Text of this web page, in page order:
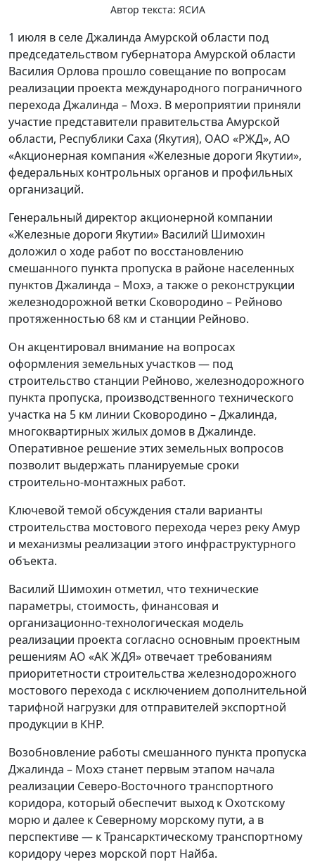
Автор текста: ЯСИА
1 июля в селе Джалинда Амурской области под
председательством губернатора Амурской области
Василия Орлова прошло совещание по вопросам
реализации проекта международного пограничного
перехода Джалинда – Мохэ. В мероприятии приняли
участие представители правительства Амурской
области, Республики Саха (Якутия), ОАО «РЖД», АО
«Акционерная компания «Железные дороги Якутии»,
федеральных контрольных органов и профильных
организаций.
Генеральный директор акционерной компании
«Железные дороги Якутии» Василий Шимохин
доложил о ходе работ по восстановлению
смешанного пункта пропуска в районе населенных
пунктов Джалинда – Мохэ, а также о реконструкции
железнодорожной ветки Сковородино – Рейново
протяженностью 68 км и станции Рейново.
Он акцентировал внимание на вопросах
оформления земельных участков — под
строительство станции Рейново, железнодорожного
пункта пропуска, производственного технического
участка на 5 км линии Сковородино – Джалинда,
многоквартирных жилых домов в Джалинде.
Оперативное решение этих земельных вопросов
позволит выдержать планируемые сроки
строительно-монтажных работ.
Ключевой темой обсуждения стали варианты
строительства мостового перехода через реку Амур
и механизмы реализации этого инфраструктурного
объекта.
Василий Шимохин отметил, что технические
параметры, стоимость, финансовая и
организационно-технологическая модель
реализации проекта согласно основным проектным
решениям АО «АК ЖДЯ» отвечает требованиям
приоритетности строительства железнодорожного
мостового перехода с исключением дополнительной
тарифной нагрузки для отправителей экспортной
продукции в КНР.
Возобновление работы смешанного пункта пропуска
Джалинда – Мохэ станет первым этапом начала
реализации Северо-Восточного транспортного
коридора, который обеспечит выход к Охотскому
морю и далее к Северному морскому пути, а в
перспективе — к Трансарктическому транспортному
коридору через морской порт Найба.